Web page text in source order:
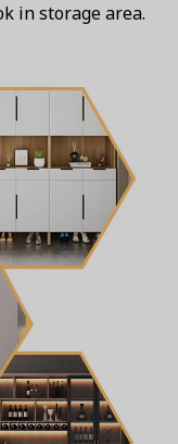
in storage area.